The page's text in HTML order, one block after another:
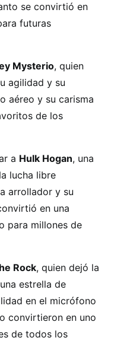
se convirtió en
futuras
Mysterio, quien
agilidad y su
aéreo y su carisma
de los
a Hulk Hogan, una
lucha libre
arrollador y su
en una
para millones de
Rock, quien dejó la
estrella de
en el micrófono
convirtieron en uno
de todos los